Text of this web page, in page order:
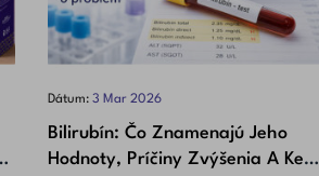
Dátum: 3 Mar 2026
Bilirubín: Čo Znamenajú Jeho
Hodnoty, Príčiny Zvýšenia A Kedy